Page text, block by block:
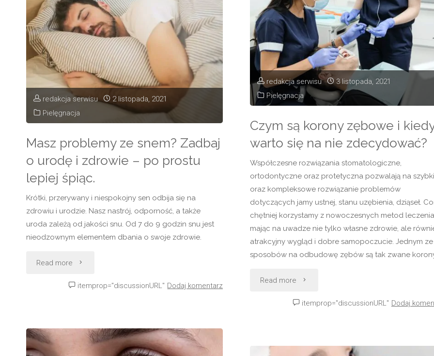
–
czego
potrzebujesz? "
nim
wiedzieć?"
redakcja serwisu
3 listopada, 2021
Pielęgnacja
Czym są korony zębowe i
warto się na nie zdecydować?
Współczesne rozwiązania stomatologiczne,
ortodontyczne oraz protetyczna pozwalają na
oraz kompleksowe rozwiązanie problemów
dotyczących jamy ustnej, stanu uzębienia, dziąseł.
chętniej korzystamy z nowoczesnych metod
mając na uwadze nie tylko własne zdrowie, ale
atrakcyjny wygląd i dobre samopoczucie. Jednym ze
sposobów na odbudowę zębów są tak zwane
Read more "Czym
są
zębowe
itemprop="discussionURL" Dodaj
redakcja serwisu
2 listopada, 2021
Pielęgnacja
Masz problemy ze snem? Zadbaj
o urodę i zdrowie – po prostu
lepiej śpiąc.
Krótki, przerywany i niespokojny sen odbija się na
zdrowiu i urodzie. Nasz nastrój, odporność, a także
uroda zależą od jakości snu. Od 7 do 9 godzin snu jest
nieodzownym elementem dbania o swoje zdrowie.
Read more "Masz
problemy
snem?
itemprop="discussionURL" Dodaj komentarz